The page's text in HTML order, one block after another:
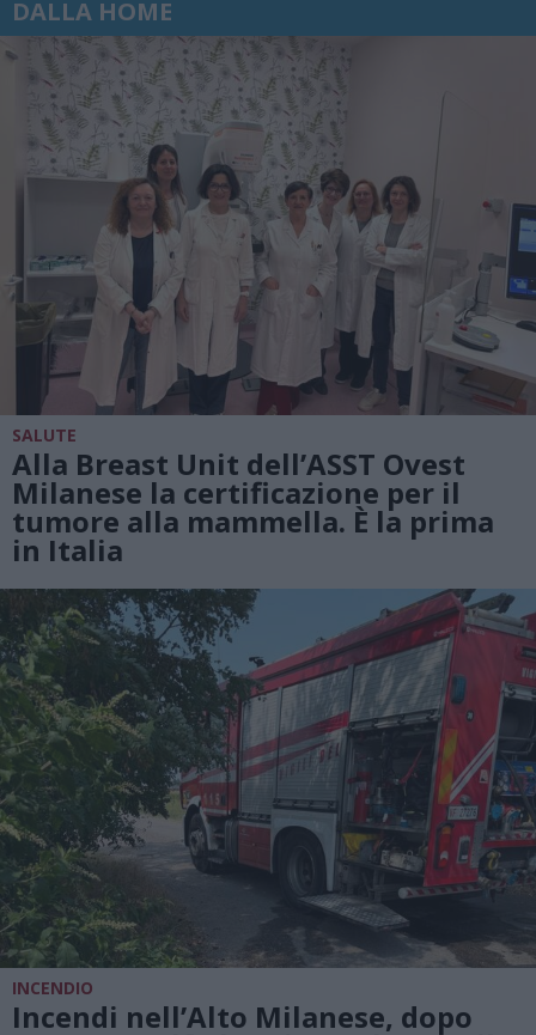
DALLA HOME
SALUTE
Alla Breast Unit dell’ASST Ovest
Milanese la certificazione per il
tumore alla mammella. È la prima
in Italia
INCENDIO
Incendi nell’Alto Milanese, dopo